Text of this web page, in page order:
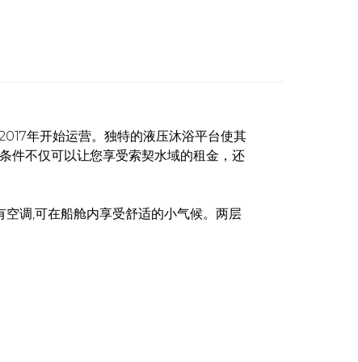
年开始运营。独特的液压沐浴平台使其
件不仅可以让您享受索契水域的租金，还
调,可在船舱内享受舒适的小气候。两层